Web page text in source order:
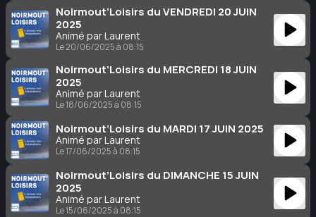
Noirmout’Loisirs du VENDREDI 20 JUIN
2025
Animé par Laurent
Le 20/06/2025 à 08:15
Noirmout’Loisirs du MERCREDI 18 JUIN
2025
Animé par Laurent
Le 18/06/2025 à 08:15
Noirmout’Loisirs du MARDI 17 JUIN 2025
Animé par Laurent
Le 17/06/2025 à 08:15
Noirmout’Loisirs du DIMANCHE 15 JUIN
2025
Animé par Laurent
Le 15/06/2025 à 08:15